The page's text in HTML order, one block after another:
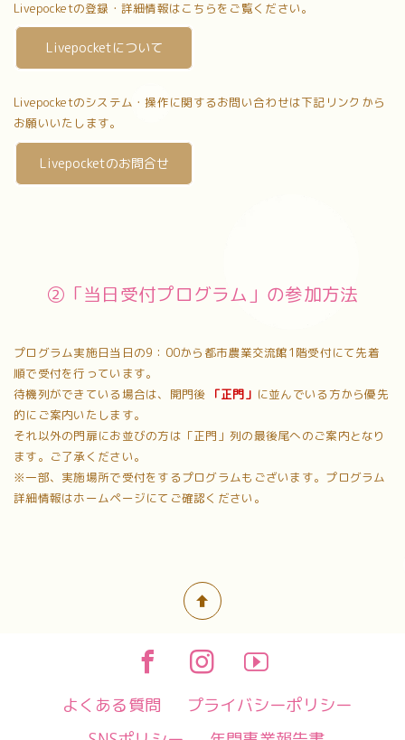
Livepocketの登録・詳細情報はこちらをご覧ください。
Livepocketについて
Livepocketのシステム・操作に関するお問い合わせは下記リンクから
お願いいたします。
Livepocketのお問合せ
②「当日受付プログラム」の参加方法
プログラム実施日当日の9：00から都市農業交流館1階受付にて先着
順で受付を行っています。
待機列ができている場合は、開門後 「正門」 に並んでいる方から優先
的にご案内いたします。
それ以外の門扉にお並びの方は「正門」列の最後尾へのご案内となり
ます。ご了承ください。
※一部、実施場所で受付をするプログラムもございます。プログラム
詳細情報はホームページにてご確認ください。
よくある質問
プライバシーポリシー